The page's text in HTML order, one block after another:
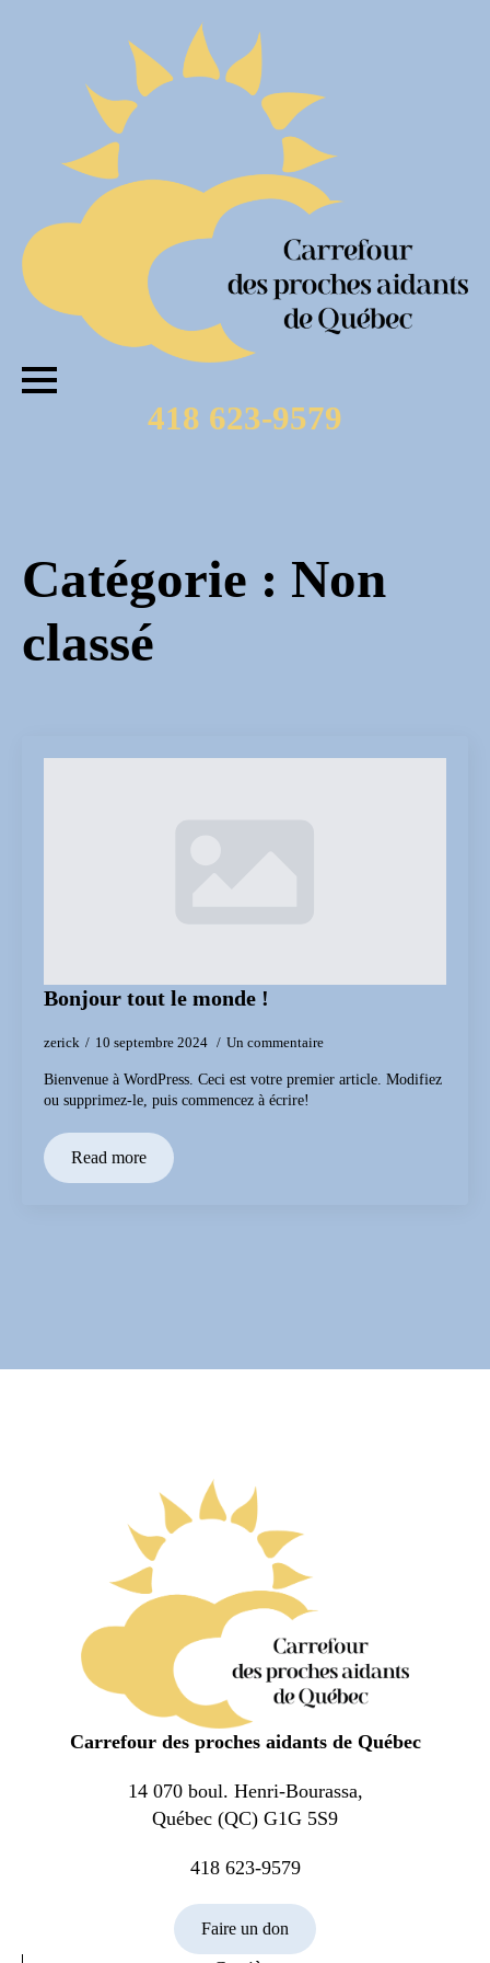
418 623-9579
Catégorie : Non
classé
Bonjour tout le monde !
zerick 10 septembre 2024 Un commentaire
Bienvenue à WordPress. Ceci est votre premier article. Modifiez
ou supprimez-le, puis commencez à écrire!
Read more
Carrefour des proches aidants de Québec
14 070 boul. Henri-Bourassa,
Québec (QC) G1G 5S9
418 623-9579
Faire un don